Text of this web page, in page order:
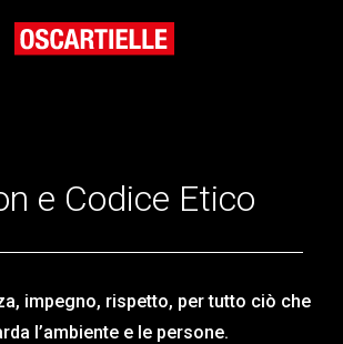
e Codice Etico
impegno, rispetto, per tutto ciò che
l’ambiente e le persone.